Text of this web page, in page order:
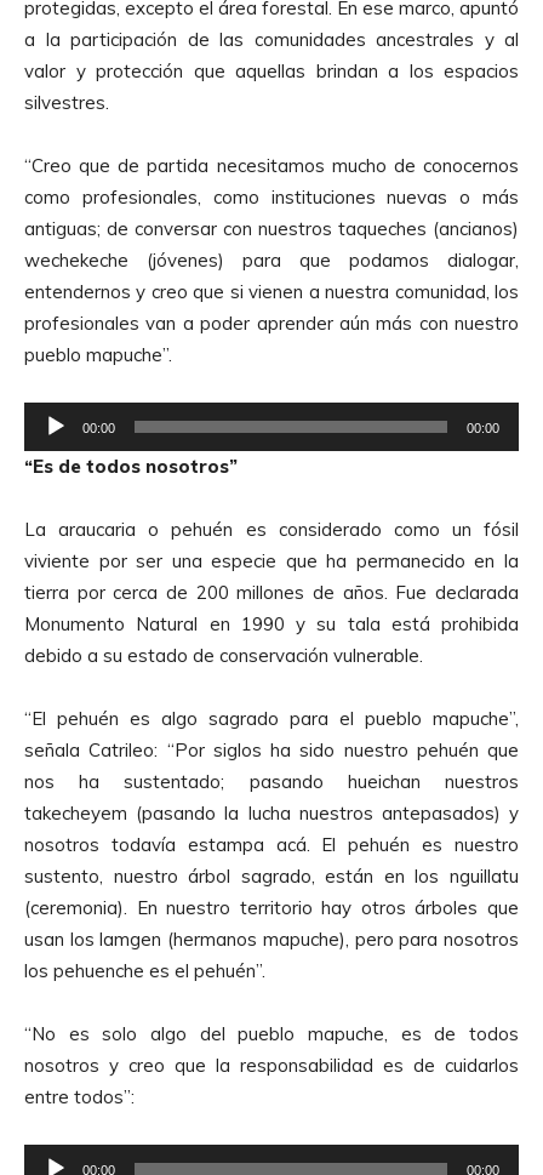
d
i
o
protegidas, excepto el área forestal. En ese marco, apuntó
a la participación de las comunidades ancestrales y al
valor y protección que aquellas brindan a los espacios
silvestres.
“Creo que de partida necesitamos mucho de conocernos
como profesionales, como instituciones nuevas o más
antiguas; de conversar con nuestros taqueches (ancianos)
wechekeche (jóvenes) para que podamos dialogar,
entendernos y creo que si vienen a nuestra comunidad, los
profesionales van a poder aprender aún más con nuestro
pueblo mapuche”.
e
o
d
u
c
t
d
e
A
u
d
o
00:00 00:00
“Es de todos nosotros”
La araucaria o pehuén es considerado como un fósil
viviente por ser una especie que ha permanecido en la
tierra por cerca de 200 millones de años. Fue declarada
Monumento Natural en 1990 y su tala está prohibida
debido a su estado de conservación vulnerable.
“El pehuén es algo sagrado para el pueblo mapuche”,
señala Catrileo: “Por siglos ha sido nuestro pehuén que
nos ha sustentado; pasando hueichan nuestros
takecheyem (pasando la lucha nuestros antepasados) y
nosotros todavía estampa acá. El pehuén es nuestro
sustento, nuestro árbol sagrado, están en los nguillatu
(ceremonia). En nuestro territorio hay otros árboles que
usan los lamgen (hermanos mapuche), pero para nosotros
los pehuenche es el pehuén”.
“No es solo algo del pueblo mapuche, es de todos
nosotros y creo que la responsabilidad es de cuidarlos
entre todos”:
00:00 00:00